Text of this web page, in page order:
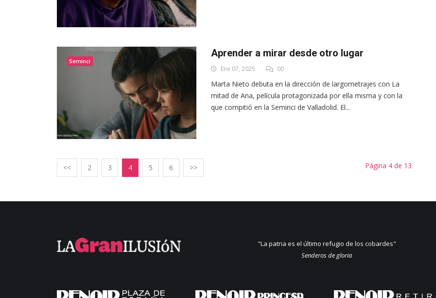
Seminci
Aprender a mirar desde otro lugar
Ene 07, 2025 00
Marta Nieto debuta en la dirección de largometrajes con La
mitad de Ana, película protagonizada por ella misma y con la
que compitió en la Seminci de Valladolid. El...
<< 2 3 4 5 6 >> Página 4 de 13
"La patria es el último refugio de los cobardes"
Senderos de gloria